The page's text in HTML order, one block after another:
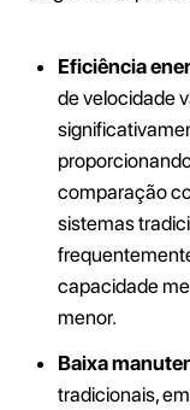
Eficiência
de velocidade
comparação
sistemas
capacidade
menor.
Baixa
tradicionais,